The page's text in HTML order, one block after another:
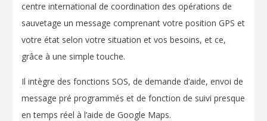
centre international de coordination des opérations de
sauvetage un message comprenant votre position GPS et
votre état selon votre situation et vos besoins, et ce,
grâce à une simple touche.
Il intègre des fonctions SOS, de demande d’aide, envoi de
message pré programmés et de fonction de suivi presque
en temps réel à l’aide de Google Maps.